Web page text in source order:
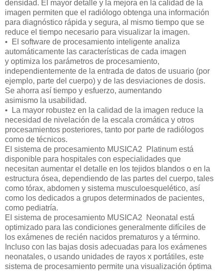
densidad. El mayor detalle y la mejora en la calidad de la
imagen permiten que el radiólogo obtenga una información
para diagnóstico rápida y segura, al mismo tiempo que se
reduce el tiempo necesario para visualizar la imagen.
•
El software de procesamiento inteligente analiza
automáticamente las características de cada imagen
y optimiza los parámetros de procesamiento,
independientemente de la entrada de datos de usuario (por
ejemplo, parte del cuerpo) y de las desviaciones de dosis.
Se ahorra así tiempo y esfuerzo, aumentando
asimismo la usabilidad.
•
La mayor robustez en la calidad de la imagen reduce la
necesidad de nivelación de la escala cromática y otros
procesamientos posteriores, tanto por parte de radiólogos
como de técnicos.
El sistema de procesamiento MUSICA2 Platinum está
disponible para hospitales con especialidades que
necesitan aumentar el detalle en los tejidos blandos o en la
estructura ósea, dependiendo de las partes del cuerpo, tales
como tórax, abdomen y sistema musculoesquelético, así
como los dedicados a grupos determinados de pacientes,
como pediatría.
El sistema de procesamiento MUSICA2 Neonatal está
optimizado para las condiciones generalmente difíciles de
los exámenes de recién nacidos prematuros y a término.
Incluso con las bajas dosis adecuadas para los exámenes
neonatales, o usando unidades de rayos x portátiles, este
sistema de procesamiento permite una visualización óptima